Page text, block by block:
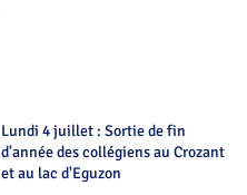
Lundi 4 juillet : Sortie de fin
d'année des collégiens au Crozant
et au lac d'Eguzon